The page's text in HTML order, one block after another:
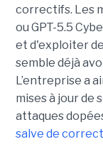
correctifs. Les
ou GPT-5.5
et d'exploiter
semble déjà
L’entreprise a
mises à jour de
attaques
salve de